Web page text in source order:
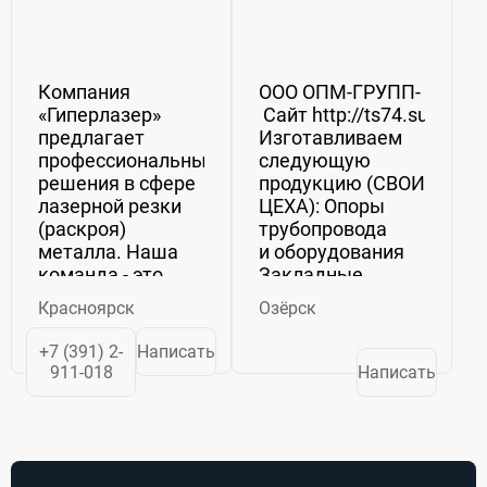
Компания
«Гиперлазер»
предлагает
профессиональные
решения в сфере
лазерной резки
(раскроя)
металла. Наша
команда - это
инженеры
высокой
квалификации,
которые не
введут лазерные
Красноярск
+7 (391) 2-
911-018
Написать
ООО ОПМ-ГРУПП-
Сайт http://ts74.su
Изготавливаем
следующую
продукцию (СВОИ
ЦЕХА): Опоры
трубопровода
и оборудования
Закладные
изделия,
Сальники Скобы
(ванночки для
фундаментные...
Озёрск
Написать